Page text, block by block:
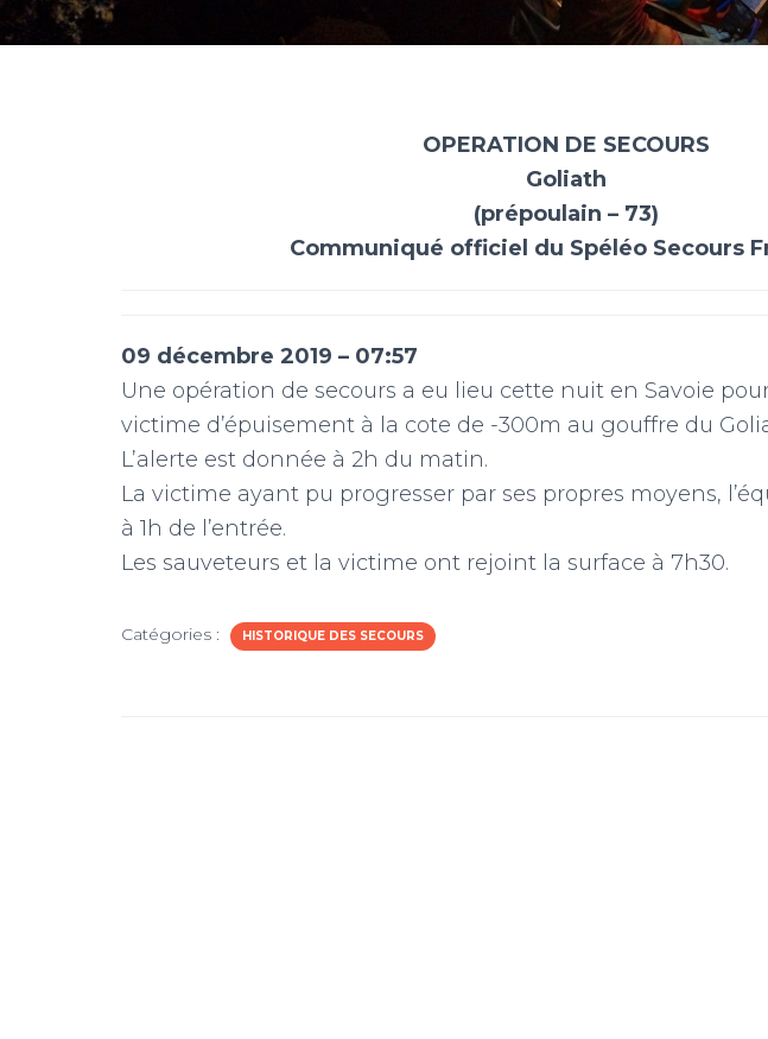
m
OPERATION DE SECOURS
Goliath
(prépoulain – 73)
Communiqué officiel du Spéléo Secours
09 décembre 2019 – 07:57
Une opération de secours a eu lieu cette nuit en Savoie
victime d’épuisement à la cote de -300m au gouffre du
L’alerte est donnée à 2h du matin.
La victime ayant pu progresser par ses propres moyens,
à 1h de l’entrée.
Les sauveteurs et la victime ont rejoint la surface à 7h30.
Catégories : HISTORIQUE DES SECOURS